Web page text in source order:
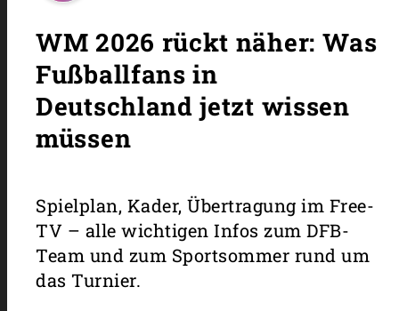
WM 2026 rückt näher: Was
Fußballfans in
Deutschland jetzt wissen
müssen
Spielplan, Kader, Übertragung im Free-
TV – alle wichtigen Infos zum DFB-
Team und zum Sportsommer rund um
das Turnier.